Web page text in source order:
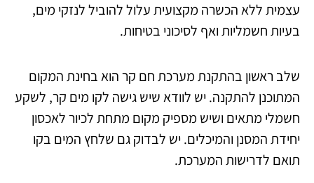
עצמית ללא הכשרה מקצועית עלול להוביל לנזקי מים,
בעיות חשמליות ואף לסיכוני בטיחות.
שלב ראשון בהתקנת מערכת חם קר הוא בחינת המקום
המתוכנן להתקנה. יש לוודא שיש גישה לקו מים קר, לשקע
חשמלי מתאים ושיש מספיק מקום מתחת לכיור לאכסון
יחידת המסנן והמיכלים. יש לבדוק גם שלחץ המים בקו
תואם לדרישות המערכת.